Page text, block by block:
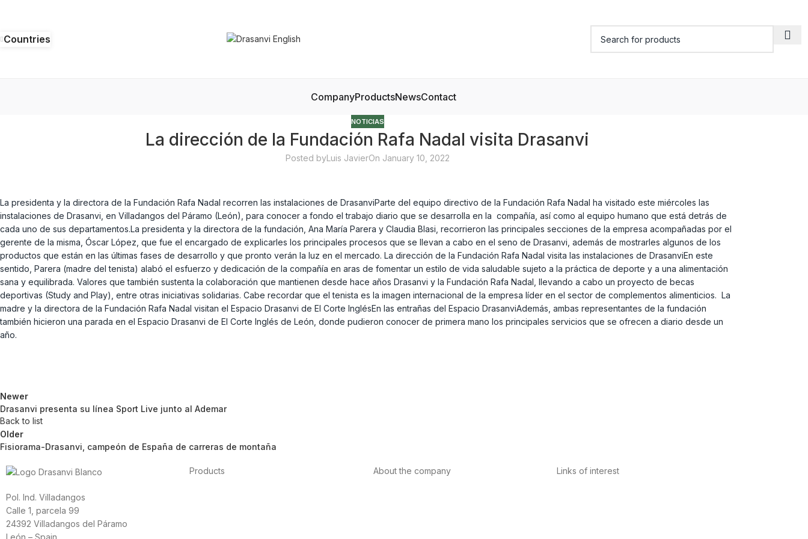
Countries
CompanyProductsNewsContact
NOTICIAS
La dirección de la Fundación Rafa Nadal visita Drasanvi
Posted byLuis JavierOn January 10, 2022
La presidenta y la directora de la Fundación Rafa Nadal recorren las instalaciones de DrasanviParte del equipo directivo de la Fundación Rafa Nadal ha visitado este miércoles las
instalaciones de Drasanvi, en Villadangos del Páramo (León), para conocer a fondo el trabajo diario que se desarrolla en la compañía, así como al equipo humano que está detrás de
cada uno de sus departamentos.La presidenta y la directora de la fundación, Ana María Parera y Claudia Blasi, recorrieron las principales secciones de la empresa acompañadas por el
gerente de la misma, Óscar López, que fue el encargado de explicarles los principales procesos que se llevan a cabo en el seno de Drasanvi, además de mostrarles algunos de los
productos que están en las últimas fases de desarrollo y que pronto verán la luz en el mercado. La dirección de la Fundación Rafa Nadal visita las instalaciones de DrasanviEn este
sentido, Parera (madre del tenista) alabó el esfuerzo y dedicación de la compañía en aras de fomentar un estilo de vida saludable sujeto a la práctica de deporte y a una alimentación
sana y equilibrada. Valores que también sustenta la colaboración que mantienen desde hace años Drasanvi y la Fundación Rafa Nadal, llevando a cabo un proyecto de becas
deportivas (Study and Play), entre otras iniciativas solidarias. Cabe recordar que el tenista es la imagen internacional de la empresa líder en el sector de complementos alimenticios. La
madre y la directora de la Fundación Rafa Nadal visitan el Espacio Drasanvi de El Corte InglésEn las entrañas del Espacio DrasanviAdemás, ambas representantes de la fundación
también hicieron una parada en el Espacio Drasanvi de El Corte Inglés de León, donde pudieron conocer de primera mano los principales servicios que se ofrecen a diario desde un
año.
Newer
Drasanvi presenta su línea Sport Live junto al Ademar
Back to list
Older
Fisiorama-Drasanvi, campeón de España de carreras de montaña
Pol. Ind. Villadangos
Calle 1, parcela 99
24392 Villadangos del Páramo
León – Spain
Products About the company Links of interest